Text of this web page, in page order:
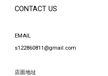
CONTACT US
EMAIL
s122860811@gmail.com
店面地址